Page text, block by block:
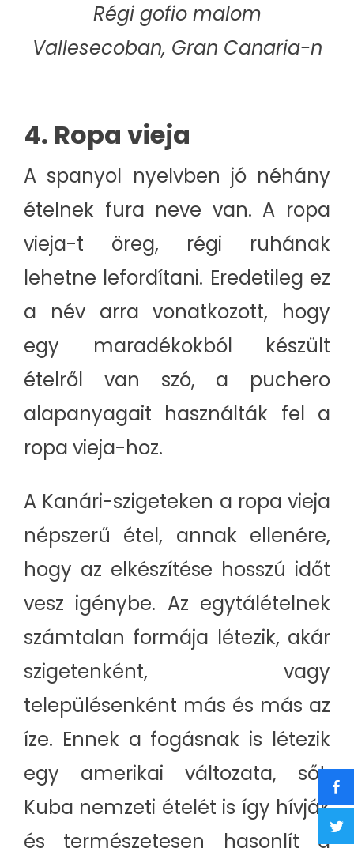
Régi gofio malom
Vallesecoban, Gran Canaria-n
4. Ropa vieja
A spanyol nyelvben jó néhány
ételnek fura neve van. A ropa
vieja-t öreg, régi ruhának
lehetne lefordítani. Eredetileg ez
a név arra vonatkozott, hogy
egy maradékokból készült
ételről van szó, a puchero
alapanyagait használták fel a
ropa vieja-hoz.
A Kanári-szigeteken a ropa vieja
népszerű étel, annak ellenére,
hogy az elkészítése hosszú időt
vesz igénybe. Az egytálételnek
számtalan formája létezik, akár
szigetenként, vagy
településenként más és más az
íze. Ennek a fogásnak is létezik
egy amerikai változata, sőt,
Kuba nemzeti ételét is így hívják
és természetesen hasonlít a